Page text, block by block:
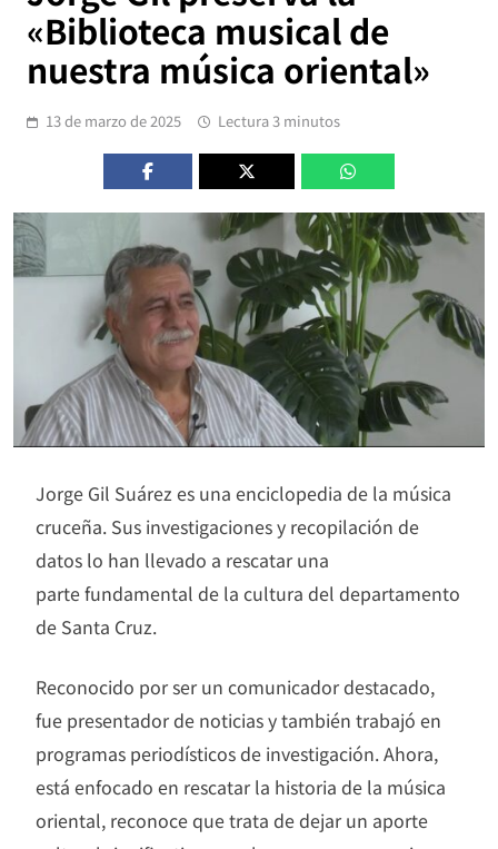
«Biblioteca musical de
nuestra música oriental»
13 de marzo de 2025 Lectura 3 minutos
Jorge Gil Suárez es una enciclopedia de la música
cruceña. Sus investigaciones y recopilación de
datos lo han llevado a rescatar una
parte fundamental de la cultura del departamento
de Santa Cruz.
Reconocido por ser un comunicador destacado,
fue presentador de noticias y también trabajó en
programas periodísticos de investigación. Ahora,
está enfocado en rescatar la historia de la música
oriental, reconoce que trata de dejar un aporte